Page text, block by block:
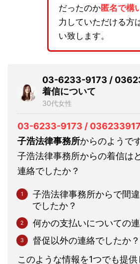
だったのか匿名で構
力していただける方
い致します。
03-6233-9173 /
着信について
30代女性
03-6233-9173 /
子浩法律事務所からのようです
子浩法律事務所からの着信は
連絡でしたか？
子浩法律事務所からで間
でしたか？
何かの支払いについての
督促以外の連絡でしたか？
このような情報を1つでも提